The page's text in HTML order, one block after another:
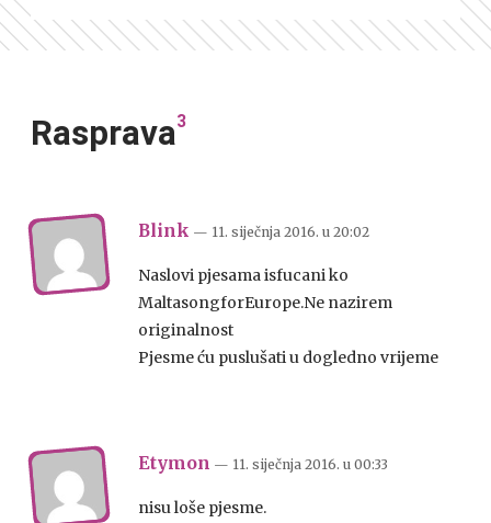
Rasprava3
Blink — 11. siječnja 2016. u 20:02
Naslovi pjesama isfucani ko
MaltasongforEurope.Ne nazirem
originalnost
Pjesme ću puslušati u dogledno vrijeme
Etymon — 11. siječnja 2016. u 00:33
nisu loše pjesme.